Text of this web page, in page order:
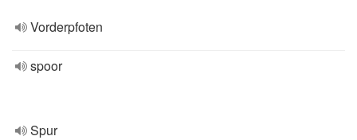
Vorderpfoten
spoor
Spur